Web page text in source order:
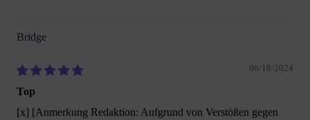
Bridge
06/18/2024
Top
[x] [Anmerkung Redaktion: Aufgrund von Verstößen gegen